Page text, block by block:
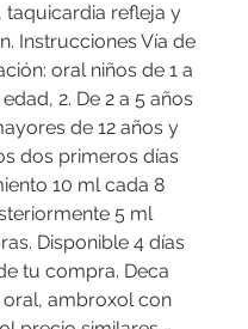
taquicardia refleja y
Instrucciones Vía de
oral niños de 1 a
2. De 2 a 5 años
de 12 años y
dos primeros días
10 ml cada 8
5 ml
Disponible 4 días
tu compra. Deca
ambroxol con